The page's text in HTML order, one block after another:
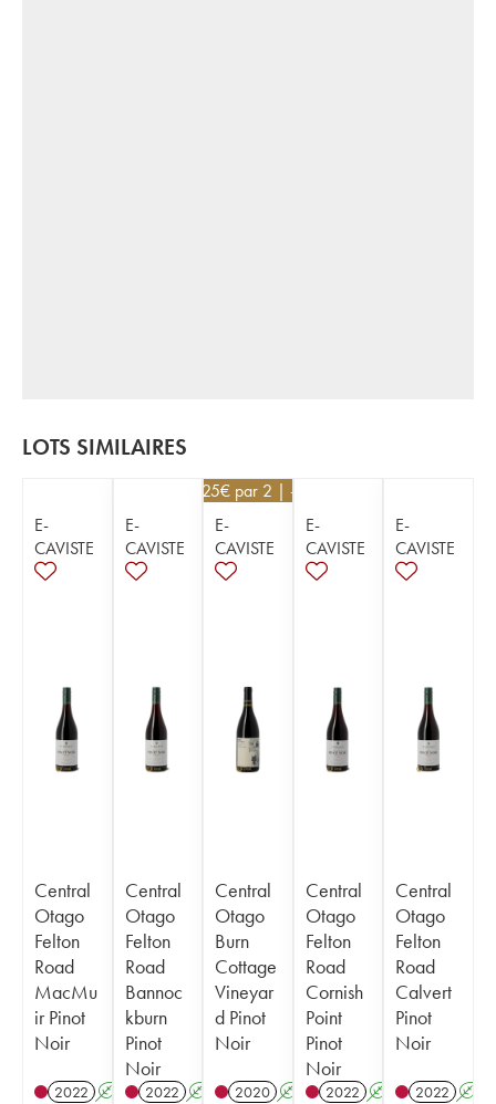
LOTS SIMILAIRES
E-
CAVISTE
Central
Otago
Felton
Road
MacMu
ir Pinot
Noir
2022 A
E-
CAVISTE
Central
Otago
Felton
Road
Bannoc
kburn
Pinot
Noir
2022 A
52,25€ par 2 | -5%
E-
CAVISTE
Central
Otago
Burn
Cottage
Vineyar
d Pinot
Noir
2020 A
E-
CAVISTE
Central
Otago
Felton
Road
Cornish
Point
Pinot
Noir
2022 A
E-
CAVISTE
Central
Otago
Felton
Road
Calvert
Pinot
Noir
2022 A